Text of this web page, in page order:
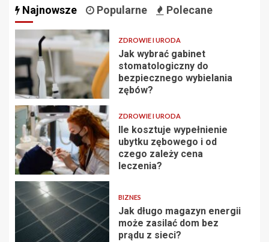
Najnowsze Popularne Polecane
ZDROWIE I URODA
Jak wybrać gabinet
stomatologiczny do
bezpiecznego wybielania
zębów?
ZDROWIE I URODA
Ile kosztuje wypełnienie
ubytku zębowego i od
czego zależy cena
leczenia?
BIZNES
Jak długo magazyn energii
może zasilać dom bez
prądu z sieci?